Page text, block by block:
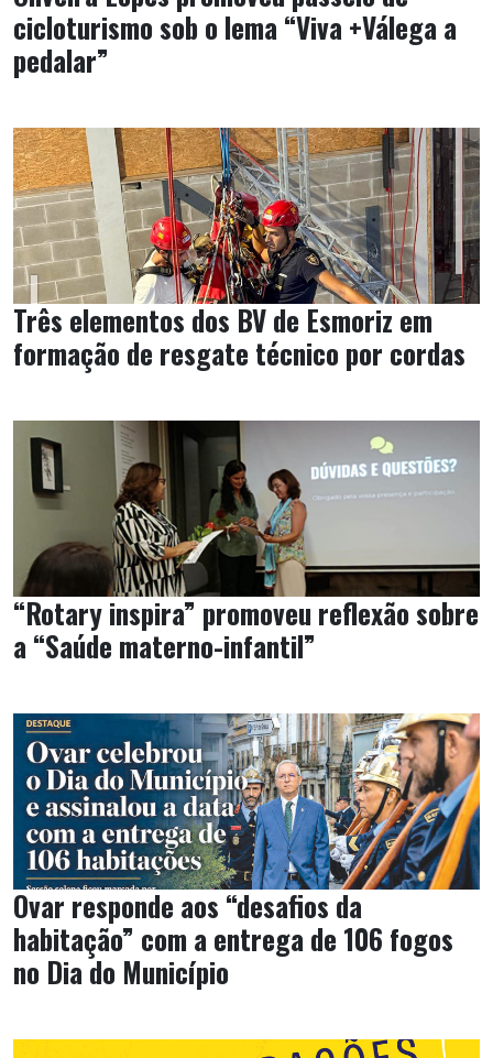
cicloturismo sob o lema “Viva +Válega a
pedalar”
Três elementos dos BV de Esmoriz em
formação de resgate técnico por cordas
“Rotary inspira” promoveu reflexão sobre
a “Saúde materno-infantil”
Ovar responde aos “desafios da
habitação” com a entrega de 106 fogos
no Dia do Município